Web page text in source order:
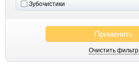
Зубочистики
Применить
Очистить фильтр